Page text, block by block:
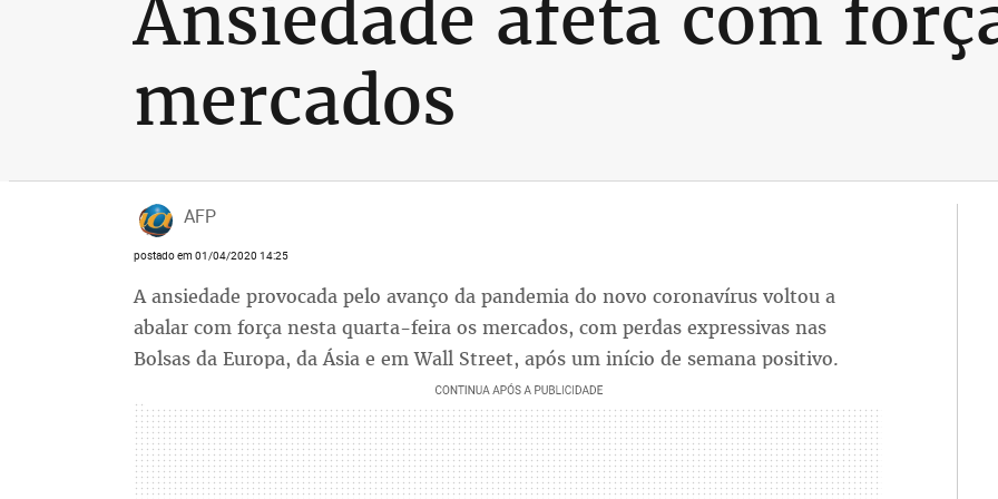
Ansiedade afeta com
mercados
AFP
postado em 01/04/2020 14:25
A ansiedade provocada pelo avanço da pandemia do novo coronavírus voltou a
abalar com força nesta quarta-feira os mercados, com perdas expressivas nas
Bolsas da Europa, da Ásia e em Wall Street, após um início de semana positivo.